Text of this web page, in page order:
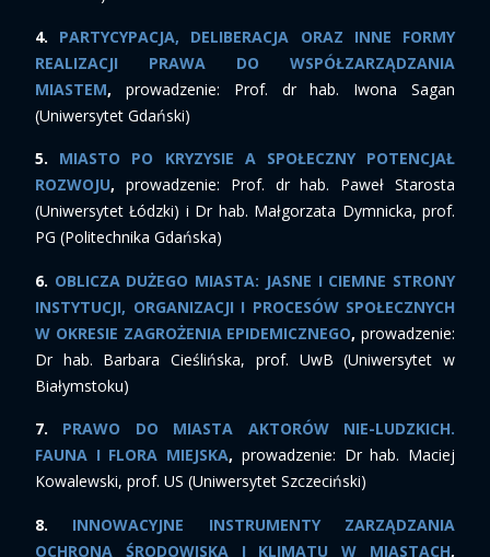
4. PARTYCYPACJA, DELIBERACJA ORAZ INNE FORMY
REALIZACJI PRAWA DO WSPÓŁZARZĄDZANIA
MIASTEM, prowadzenie: Prof. dr hab. Iwona Sagan
(Uniwersytet Gdański)
5. MIASTO PO KRYZYSIE A SPOŁECZNY POTENCJAŁ
ROZWOJU, prowadzenie: Prof. dr hab. Paweł Starosta
(Uniwersytet Łódzki) i Dr hab. Małgorzata Dymnicka, prof.
PG (Politechnika Gdańska)
6. OBLICZA DUŻEGO MIASTA: JASNE I CIEMNE STRONY
INSTYTUCJI, ORGANIZACJI I PROCESÓW SPOŁECZNYCH
W OKRESIE ZAGROŻENIA EPIDEMICZNEGO, prowadzenie:
Dr hab. Barbara Cieślińska, prof. UwB (Uniwersytet w
Białymstoku)
7. PRAWO DO MIASTA AKTORÓW NIE-LUDZKICH.
FAUNA I FLORA MIEJSKA, prowadzenie: Dr hab. Maciej
Kowalewski, prof. US (Uniwersytet Szczeciński)
8. INNOWACYJNE INSTRUMENTY ZARZĄDZANIA
OCHRONĄ ŚRODOWISKA I KLIMATU W MIASTACH,